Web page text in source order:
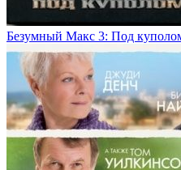
Безумный Макс 3: Под